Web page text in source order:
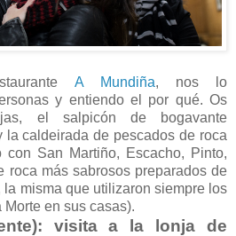
A Mundiña, nos lo
y entiendo el por qué. Os
el salpicón de bogavante
la caldeirada de pescados de roca
con San Martiño, Escacho, Pinto,
más sabrosos preparados de
la misma que utilizaron siempre los
Morte en sus casas).
visita a la lonja de